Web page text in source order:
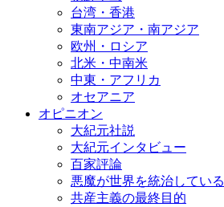
台湾・香港
東南アジア・南アジア
欧州・ロシア
北米・中南米
中東・アフリカ
オセアニア
オピニオン
大紀元社説
大紀元インタビュー
百家評論
悪魔が世界を統治している
共産主義の最終目的